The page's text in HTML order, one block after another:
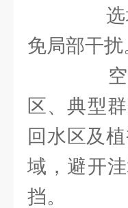
选址
免局部干扰
空间
区、典型
回水区及
域，避开
挡。